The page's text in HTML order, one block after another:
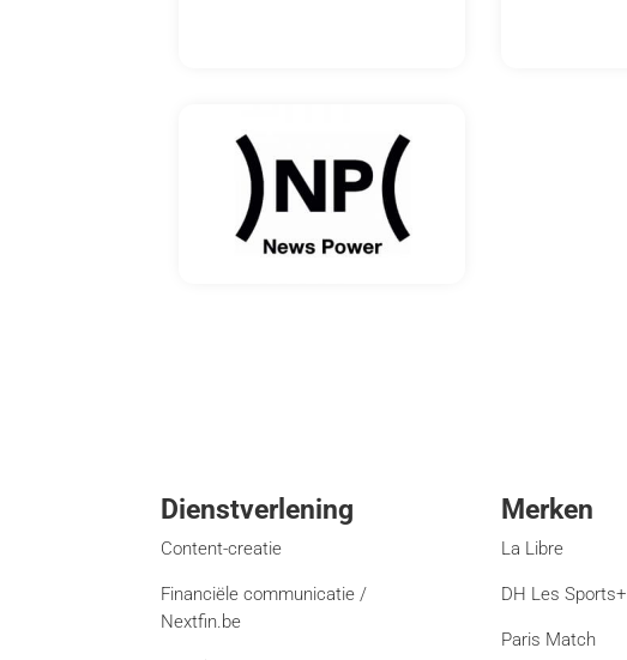
Dienstverlening
Content-creatie
Financiële communicatie /
Nextfin.be
Merken
La Libre
DH Les Sports+
Paris Match